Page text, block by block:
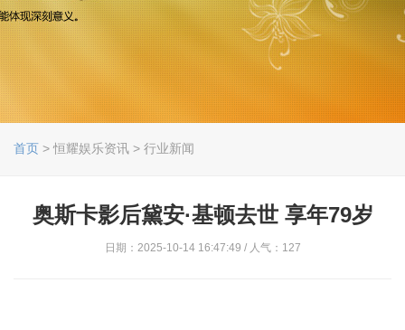
首页 > 恒耀娱乐资讯 > 行业新闻
奥斯卡影后黛安·基顿去世 享年79岁
日期：2025-10-14 16:47:49 / 人气：127